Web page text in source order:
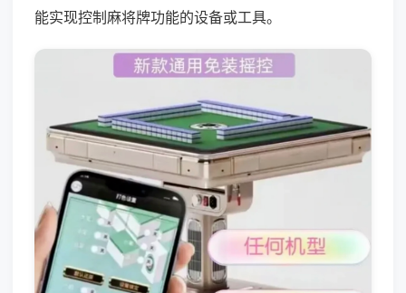
能实现控制麻将牌功能的设备或工具。